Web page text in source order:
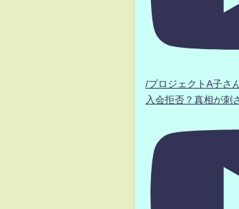
/プロジェクトA子
入会拒否？真相が刺